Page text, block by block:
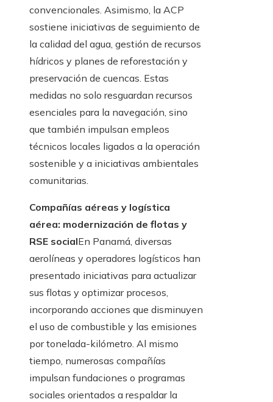
convencionales. Asimismo, la ACP
sostiene iniciativas de seguimiento de
la calidad del agua, gestión de recursos
hídricos y planes de reforestación y
preservación de cuencas. Estas
medidas no solo resguardan recursos
esenciales para la navegación, sino
que también impulsan empleos
técnicos locales ligados a la operación
sostenible y a iniciativas ambientales
comunitarias.
Compañías aéreas y logística
aérea: modernización de flotas y
RSE socialEn Panamá, diversas
aerolíneas y operadores logísticos han
presentado iniciativas para actualizar
sus flotas y optimizar procesos,
incorporando acciones que disminuyen
el uso de combustible y las emisiones
por tonelada-kilómetro. Al mismo
tiempo, numerosas compañías
impulsan fundaciones o programas
sociales orientados a respaldar la